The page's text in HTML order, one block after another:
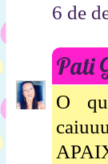
6 de
Pati
O